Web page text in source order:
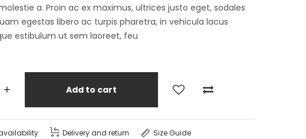
a. Proin ac ex maximus, ultrices justo eget, sodales
egestas libero ac turpis pharetra, in vehicula lacus
estibulum ut sem laoreet, feu
+ Add to cart
Delivery and return Size Guide